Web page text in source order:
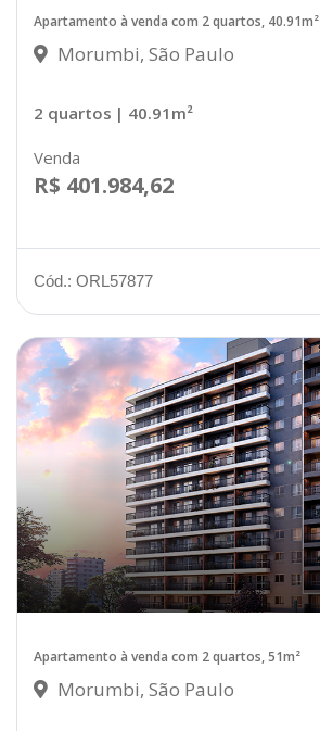
Apartamento à venda com 2 quartos, 40.91m²
Morumbi, São Paulo
2 quartos | 40.91m²
Venda
R$ 401.984,62
Cód.: ORL57877
Apartamento à venda com 2 quartos, 51m²
Morumbi, São Paulo